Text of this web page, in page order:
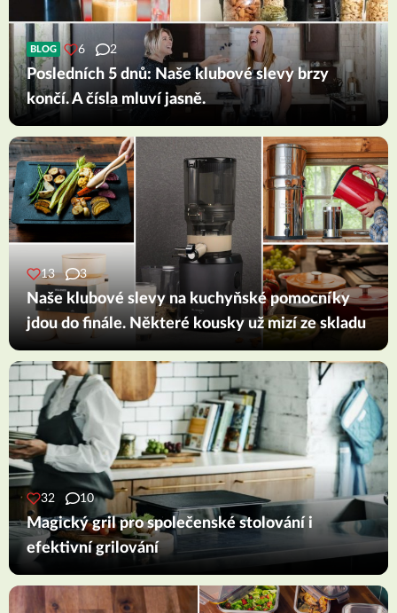
BLOG 6 2
Posledních 5 dnů: Naše klubové slevy brzy
končí. A čísla mluví jasně.
13 3
Naše klubové slevy na kuchyňské pomocníky
jdou do finále. Některé kousky už mizí ze skladu
32 10
Magický gril pro společenské stolování i
efektivní grilování